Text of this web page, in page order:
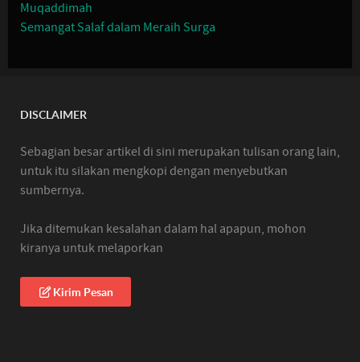
Muqaddimah
Semangat Salaf dalam Meraih Surga
DISCLAIMER
Sebagian besar artikel di sini merupakan tulisan orang lain,
untuk itu silakan mengkopi dengan menyebutkan
sumbernya.
Jika ditemukan kesalahan dalam hal apapun, mohon
kiranya untuk melaporkan
Kirim Pesan